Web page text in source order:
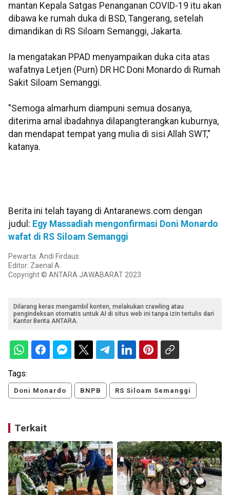
mantan Kepala Satgas Penanganan COVID-19 itu akan
dibawa ke rumah duka di BSD, Tangerang, setelah
dimandikan di RS Siloam Semanggi, Jakarta.
Ia mengatakan PPAD menyampaikan duka cita atas
wafatnya Letjen (Purn) DR HC Doni Monardo di Rumah
Sakit Siloam Semanggi.
"Semoga almarhum diampuni semua dosanya,
diterima amal ibadahnya dilapangterangkan kuburnya,
dan mendapat tempat yang mulia di sisi Allah SWT,"
katanya.
Berita ini telah tayang di Antaranews.com dengan
judul: Egy Massadiah mengonfirmasi Doni Monardo
wafat di RS Siloam Semanggi
Pewarta: Andi Firdaus
Editor: Zaenal A.
Copyright © ANTARA JAWABARAT 2023
Dilarang keras mengambil konten, melakukan crawling atau
pengindeksan otomatis untuk AI di situs web ini tanpa izin tertulis dari
Kantor Berita ANTARA.
Tags:
Doni Monardo BNPB RS Siloam Semanggi
Terkait